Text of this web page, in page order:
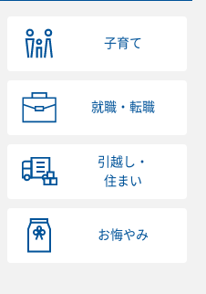
子育て
就職・転職
引越し・
住まい
お悔やみ